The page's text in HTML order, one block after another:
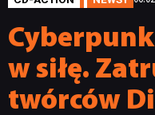
w siłę.
twórców